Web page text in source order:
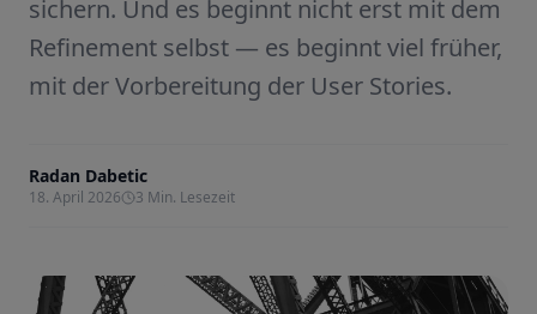
sichern. Und es beginnt nicht erst mit dem
Refinement selbst — es beginnt viel früher,
mit der Vorbereitung der User Stories.
Radan Dabetic
18. April 2026 3 Min. Lesezeit